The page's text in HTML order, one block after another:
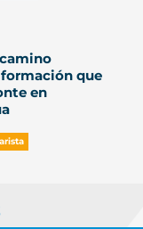
que
en